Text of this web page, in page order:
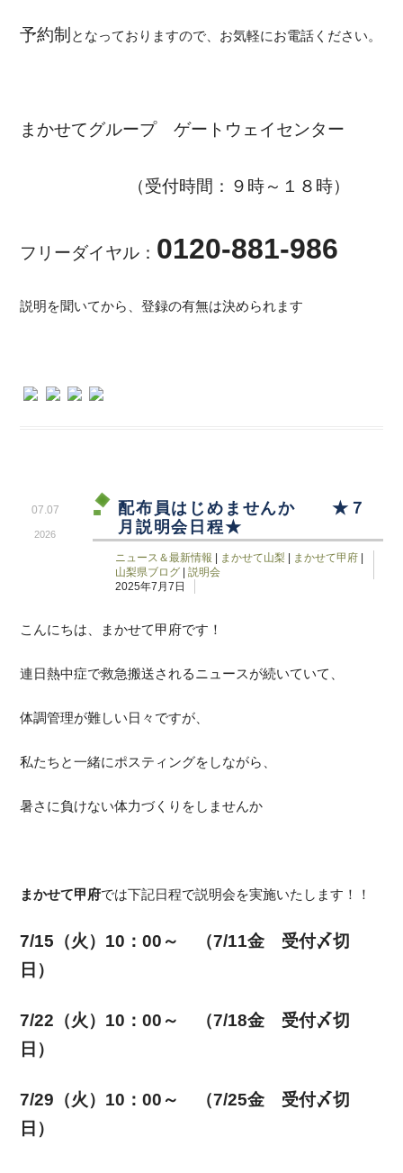
予約制 となっておりますので、お気軽にお電話ください。
まかせてグループ ゲートウェイセンター
（受付時間：９時～１８時）
フリーダイヤル： 0120-881-986
説明を聞いてから、登録の有無は決められます
配布員はじめませんか ★７
月説明会日程★
ニュース＆最新情報 | まかせて山梨 | まかせて甲府 |
山梨県ブログ |説明会
2025年7月7日
2026
07.07
こんにちは、まかせて甲府です！
連日熱中症で救急搬送されるニュースが続いていて、
体調管理が難しい日々ですが、
私たちと一緒にポスティングをしながら、
暑さに負けない体力づくりをしませんか
まかせて甲府では下記日程で説明会を実施いたします！！
7/15（火）10 ：00～ （7/11金 受付〆切
日）
7/22 （火）10 ：00～ （7/18金 受付〆切
日）
7/29（火 ）10：00～ （7/25金 受付〆切
日）